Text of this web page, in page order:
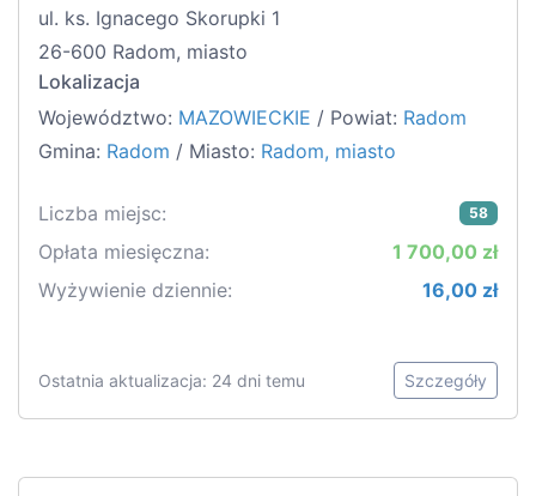
ul. ks. Ignacego Skorupki 1
26-600 Radom, miasto
Lokalizacja
Województwo: MAZOWIECKIE / Powiat: Radom
Gmina: Radom / Miasto: Radom, miasto
Liczba miejsc: 58
Opłata miesięczna:
1 700,00 zł
Wyżywienie dziennie:
16,00 zł
Ostatnia aktualizacja: 24 dni temu Szczegóły